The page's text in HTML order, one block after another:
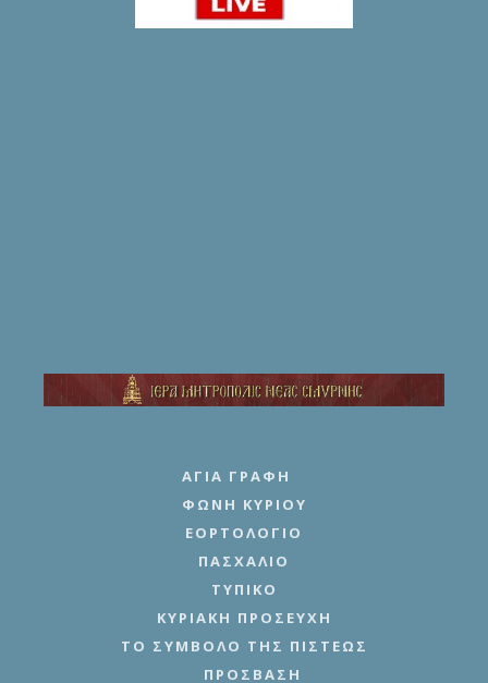
ΑΓΊΑ ΓΡΑΦΉ
ΦΩΝΉ ΚΥΡΊΟΥ
ΕΟΡΤΟΛΌΓΙΟ
ΠΑΣΧΆΛΙΟ
ΤΥΠΙΚΌ
ΚΥΡΙΑΚΉ ΠΡΟΣΕΥΧΉ
ΤΟ ΣΎΜΒΟΛΟ ΤΗΣ ΠΊΣΤΕΩΣ
ΠΡΌΣΒΑΣΗ